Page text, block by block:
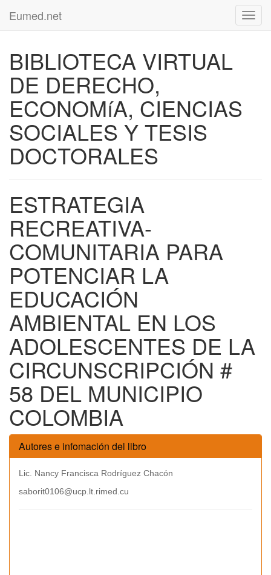
Eumed.net
BIBLIOTECA VIRTUAL
DE DERECHO,
ECONOMíA, CIENCIAS
SOCIALES Y TESIS
DOCTORALES
ESTRATEGIA
RECREATIVA-
COMUNITARIA PARA
POTENCIAR LA
EDUCACIÓN
AMBIENTAL EN LOS
ADOLESCENTES DE LA
CIRCUNSCRIPCIÓN #
58 DEL MUNICIPIO
COLOMBIA
Autores e infomación del libro
Lic. Nancy Francisca Rodríguez Chacón
saborit0106@ucp.lt.rimed.cu